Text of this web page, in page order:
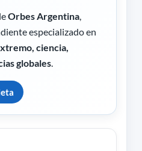
Orbes Argentina,
especializado en
ciencia,
globales.